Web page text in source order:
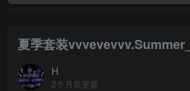
夏季套装
H
2个月前更新